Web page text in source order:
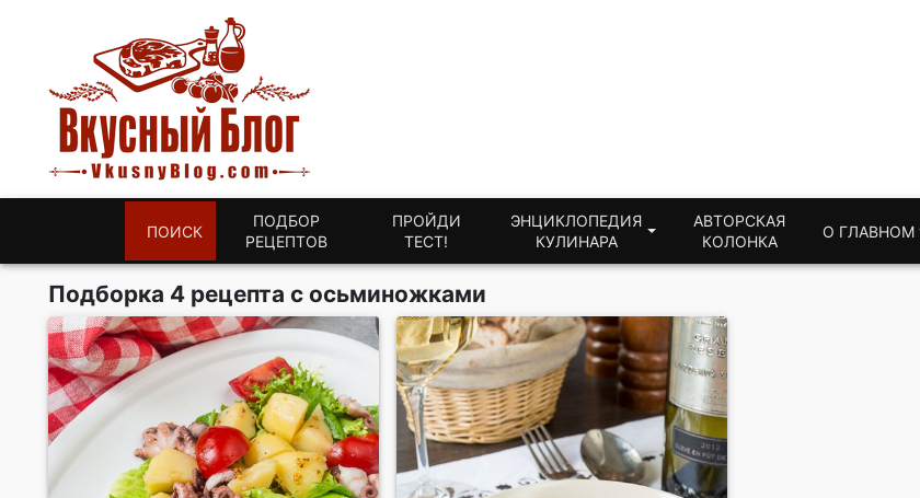
ПОИСК
ПОДБОР
РЕЦЕПТОВ
ПРОЙДИ
ТЕСТ!
ЭНЦИКЛОПЕДИЯ
КУЛИНАРА
АВТОРСКАЯ
КОЛОНКА
О ГЛАВНОМ
Подборка 4 рецепта с осьминожками